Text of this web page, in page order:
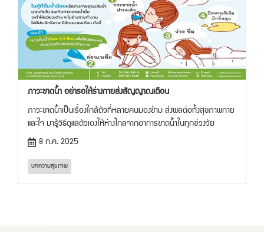
ภาวะขาดน้ำ อย่ารอให้ร่างกายส่งสัญญาณเตือน
ภาวะขาดน้ำเป็นเรื่องใกล้ตัวที่หลายคนมองข้าม ส่งผลต่อทั้งสุขภาพกาย
และใจ มารู้วิธีดูแลตัวเองให้ห่างไกลจากอาการขาดน้ำในทุกช่วงวัย
8 ก.ค. 2025
บทความสุขภาพ